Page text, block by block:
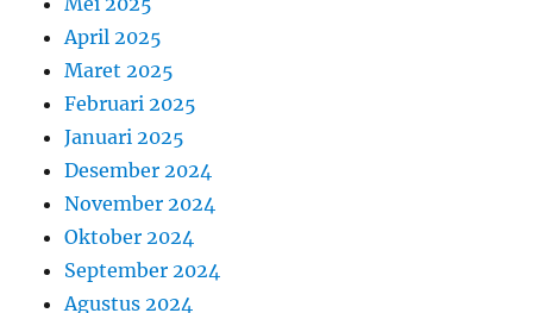
April 2025
Maret 2025
Februari 2025
Januari 2025
Desember 2024
November 2024
Oktober 2024
September 2024
Agustus 2024